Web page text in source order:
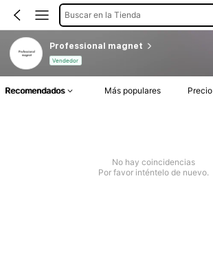
Buscar en la Tienda
Professional magnet
Vendedor
Recomendados Más populares Precio
No hay coincidencias
Por favor inténtelo de nuevo.